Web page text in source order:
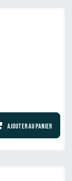
Ajouter au panier